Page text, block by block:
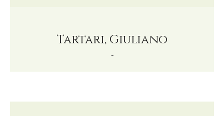
Tartari, Giuliano
-